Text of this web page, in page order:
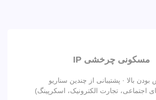
IP مسکونی چرخشی
بودن بالا · پشتیبانی از چندین سناریو